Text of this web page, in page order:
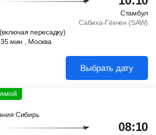
Стамбул
Сабиха-Гёкчен (SAW)
пересадку)
35 мин , Москва
Выбрать дату
Сибирь
08:10